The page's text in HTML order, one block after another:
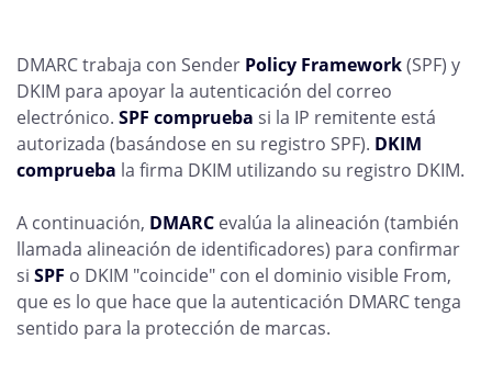
DMARC trabaja con Sender Policy Framework(SPF) y
DKIM para apoyar la autenticación del correo
electrónico. SPF comprueba si la IP remitente está
autorizada (basándose en su registro SPF). DKIM
comprueba la firma DKIM utilizando su registro DKIM.
A continuación, DMARC evalúa la alineación (también
llamada alineación de identificadores) para confirmar
si SPF o DKIM "coincide" con el dominio visible From,
que es lo que hace que la autenticación DMARC tenga
sentido para la protección de marcas.